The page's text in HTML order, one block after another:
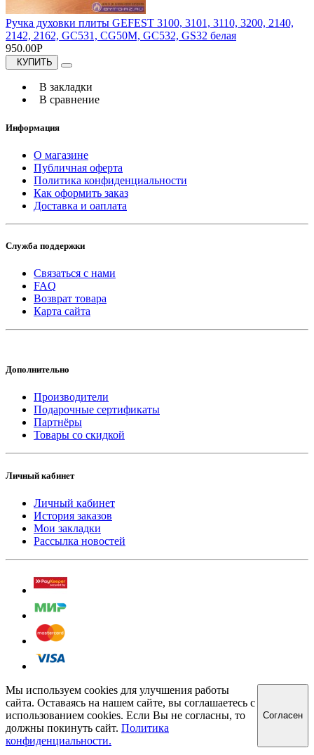
Ручка духовки плиты GEFEST 3100, 3101, 3110, 3200, 2140,
2142, 2162, GC531, CG50M, GC532, GS32 белая
950.00Р
КУПИТЬ
В закладки
В сравнение
Информация
О магазине
Публичная оферта
Политика конфиденциальности
Как оформить заказ
Доставка и оаплата
Служба поддержки
Связаться с нами
FAQ
Возврат товара
Карта сайта
Дополнительно
Производители
Подарочные сертификаты
Партнёры
Товары со скидкой
Личный кабинет
Личный кабинет
История заказов
Мои закладки
Рассылка новостей
Мы используем cookies для улучшения работы
сайта. Оставаясь на нашем сайте, вы соглашаетесь с
использованием cookies. Если Вы не согласны, то
должны покинуть сайт. Политика
конфиденциальности.
Cогласен